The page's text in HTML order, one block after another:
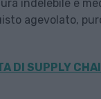
indelebile e
agevolato,
DI SUPPLY